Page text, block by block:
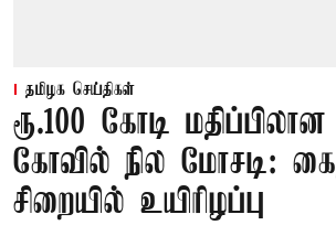
தமிழக செய்திகள்
ரூ.100 கோடி
கோவில் நில மோசடி:
சிறையில் உயிரிழப்பு